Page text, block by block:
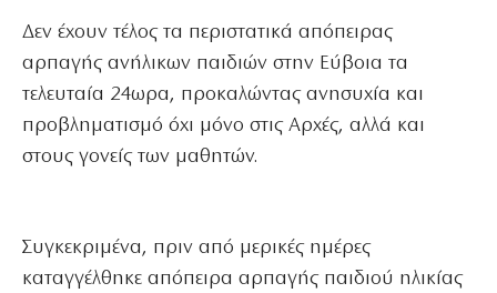
Δεν έχουν τέλος τα περιστατικά απόπειρας
αρπαγής ανήλικων παιδιών στην Εύβοια τα
τελευταία 24ωρα, προκαλώντας ανησυχία και
προβληματισμό όχι μόνο στις Αρχές, αλλά και
στους γονείς των μαθητών.
Συγκεκριμένα, πριν από μερικές ημέρες
καταγγέλθηκε απόπειρα αρπαγής παιδιού ηλικίας